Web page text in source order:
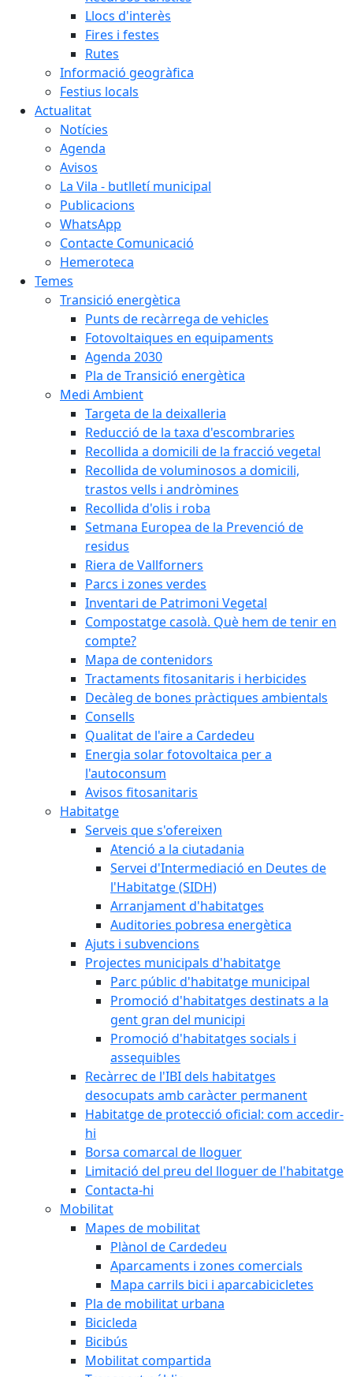
Llocs d'interès
Fires i festes
Rutes
Informació geogràfica
Festius locals
Actualitat
Notícies
Agenda
Avisos
La Vila - butlletí municipal
Publicacions
WhatsApp
Contacte Comunicació
Hemeroteca
Temes
Transició energètica
Punts de recàrrega de vehicles
Fotovoltaiques en equipaments
Agenda 2030
Pla de Transició energètica
Medi Ambient
Targeta de la deixalleria
Reducció de la taxa d'escombraries
Recollida a domicili de la fracció vegetal
Recollida de voluminosos a domicili,
trastos vells i andròmines
Recollida d'olis i roba
Setmana Europea de la Prevenció de
residus
Riera de Vallforners
Parcs i zones verdes
Inventari de Patrimoni Vegetal
Compostatge casolà. Què hem de tenir en
compte?
Mapa de contenidors
Tractaments fitosanitaris i herbicides
Decàleg de bones pràctiques ambientals
Consells
Qualitat de l'aire a Cardedeu
Energia solar fotovoltaica per a
l'autoconsum
Avisos fitosanitaris
Habitatge
Serveis que s'ofereixen
Atenció a la ciutadania
Servei d'Intermediació en Deutes de
l'Habitatge (SIDH)
Arranjament d'habitatges
Auditories pobresa energètica
Ajuts i subvencions
Projectes municipals d'habitatge
Parc públic d'habitatge municipal
Promoció d'habitatges destinats a la
gent gran del municipi
Promoció d'habitatges socials i
assequibles
Recàrrec de l'IBI dels habitatges
desocupats amb caràcter permanent
Habitatge de protecció oficial: com accedir-
hi
Borsa comarcal de lloguer
Limitació del preu del lloguer de l'habitatge
Contacta-hi
Mobilitat
Mapes de mobilitat
Plànol de Cardedeu
Aparcaments i zones comercials
Mapa carrils bici i aparcabicicletes
Pla de mobilitat urbana
Bicicleda
Bicibús
Mobilitat compartida